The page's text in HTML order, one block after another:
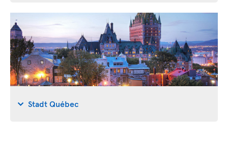
Stadt Québec